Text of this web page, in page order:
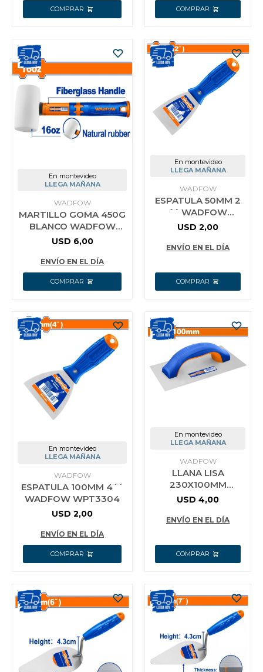
En montevideo
LLEGA MAÑANA
WADFOW
MARTILLO GOMA 450G
BLANCO WADFOW
WHM7304
USD 6,00
ENVÍO EN EL DÍA
En montevideo
LLEGA MAÑANA
WADFOW
ESPATULA 50MM 2
´´ WADFOW
WPT3302
USD 2,00
ENVÍO EN EL DÍA
En montevideo
LLEGA MAÑANA
WADFOW
ESPATULA 100MM 4´´
WADFOW WPT3304
USD 2,00
ENVÍO EN EL DÍA
En montevideo
LLEGA MAÑANA
WADFOW
LLANA LISA
230X100MM
WADFOW WPE3923
USD 4,00
ENVÍO EN EL DÍA